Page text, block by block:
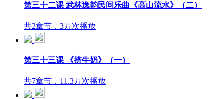
第三十二课 武林逸韵民间乐曲《高山流水》（二）
共2章节，3万次播放
第三十三课 《挤牛奶》（一）
共7章节，11.3万次播放